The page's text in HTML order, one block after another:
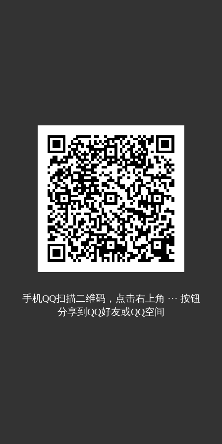
手机QQ扫描二维码，点击右上角 ··· 按钮
分享到QQ好友或QQ空间